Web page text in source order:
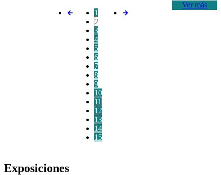
Ver más
1
2
3
4
5
6
7
8
9
10
11
12
13
14
15
Exposiciones